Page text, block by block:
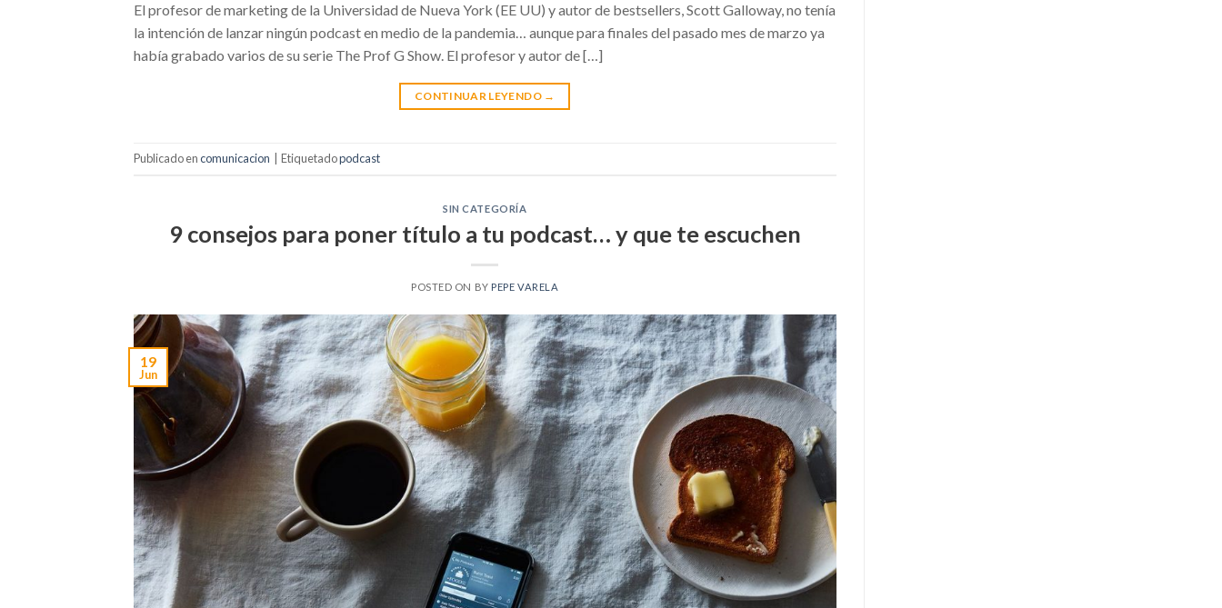
El profesor de marketing de la Universidad de Nueva York (EE UU) y autor de bestsellers, Scott Galloway, no tenía
la intención de lanzar ningún podcast en medio de la pandemia… aunque para finales del pasado mes de marzo ya
había grabado varios de su serie The Prof G Show. El profesor y autor de […]
CONTINUAR LEYENDO →
Publicado encomunicacion Etiquetadopodcast
SIN CATEGORÍA
9 consejos para poner título a tu podcast… y que te escuchen
POSTED ON BY PEPE VARELA
19
Jun